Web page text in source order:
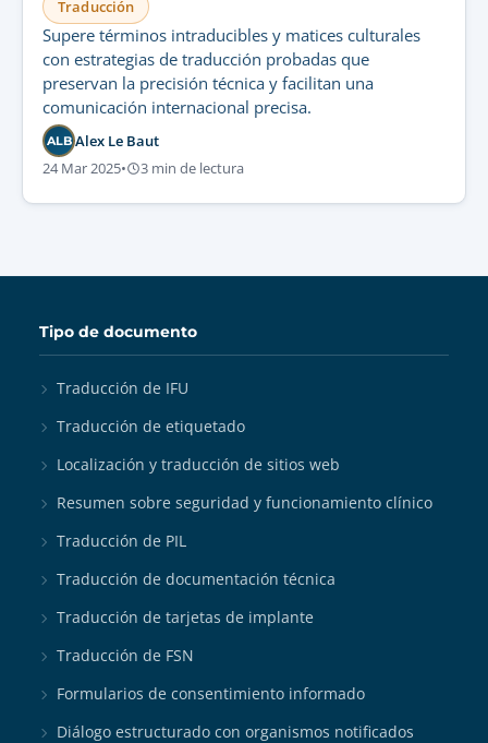
Traducción
Supere términos intraducibles y matices culturales
con estrategias de traducción probadas que
preservan la precisión técnica y facilitan una
comunicación internacional precisa.
ALB Alex Le Baut
24 Mar 2025• 3 min de lectura
Tipo de documento
Traducción de IFU
Traducción de etiquetado
Localización y traducción de sitios web
Resumen sobre seguridad y funcionamiento clínico
Traducción de PIL
Traducción de documentación técnica
Traducción de tarjetas de implante
Traducción de FSN
Formularios de consentimiento informado
Diálogo estructurado con organismos notificados